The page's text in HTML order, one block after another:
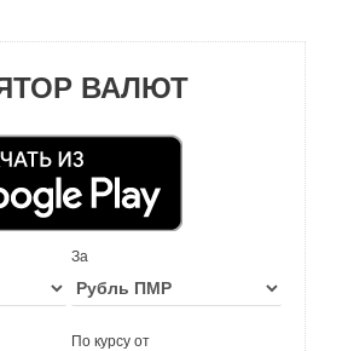
ВАЛЮТ
За
По курсу от